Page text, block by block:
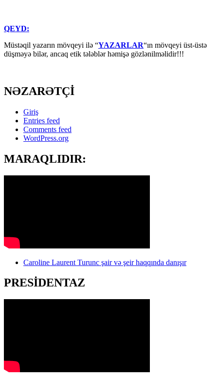
QEYD:
Müstəqil yazarın mövqeyi ilə “YAZARLAR“ın mövqeyi üst-üstə
düşməyə bilər, ancaq etik tələblər həmişə gözlənilməlidir!!!
NƏZARƏTÇİ
Giriş
Entries feed
Comments feed
WordPress.org
MARAQLIDIR:
Caroline Laurent Turunc şair və şeir haqqında danışır
PRESİDENTAZ